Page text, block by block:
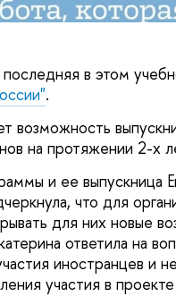
в этом
.
возможность
на протяжении 2-х
и ее выпускница
что для
для них новые
ответила на
иностранцев и
участия в